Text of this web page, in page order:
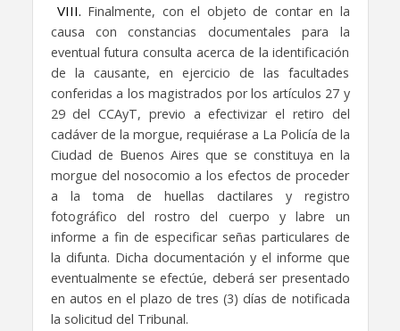
VIII. Finalmente, con el objeto de contar en la
causa con constancias documentales para la
eventual futura consulta acerca de la identificación
de la causante, en ejercicio de las facultades
conferidas a los magistrados por los artículos 27 y
29 del CCAyT, previo a efectivizar el retiro del
cadáver de la morgue, requiérase a La Policía de la
Ciudad de Buenos Aires que se constituya en la
morgue del nosocomio a los efectos de proceder
a la toma de huellas dactilares y registro
fotográfico del rostro del cuerpo y labre un
informe a fin de especificar señas particulares de
la difunta. Dicha documentación y el informe que
eventualmente se efectúe, deberá ser presentado
en autos en el plazo de tres (3) días de notificada
la solicitud del Tribunal.